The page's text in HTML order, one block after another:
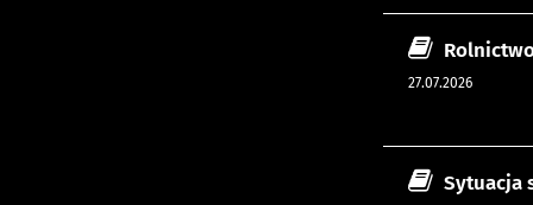
27.07.2026
Sytuacja